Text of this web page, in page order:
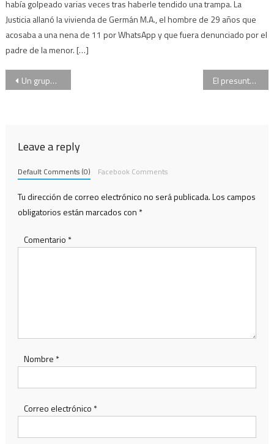
había golpeado varias veces tras haberle tendido una trampa. La
Justicia allanó la vivienda de Germán M.A., el hombre de 29 años que
acosaba a una nena de 11 por WhatsApp y que fuera denunciado por el
padre de la menor. […]
Navegación
Un grupo de mapuches ocupó un predio en Villa La Angostura perteneciente a “Manu” Ginóbili El presunto asesino del colectivero habló en un vídeo filmado desde la cárcel
Leave a reply
Default Comments (0) Facebook Comments
Tu dirección de correo electrónico no será publicada.Los campos
obligatorios están marcados con *
Comentario *
Nombre *
Correo electrónico *